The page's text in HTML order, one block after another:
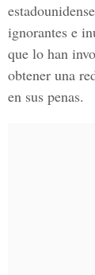
ignorantes e
que lo han
obtener una
en sus penas.